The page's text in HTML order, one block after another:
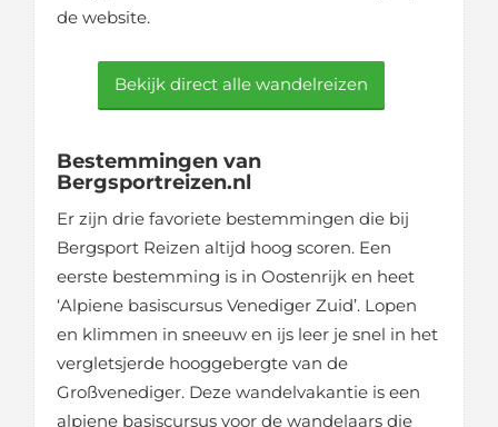
de website.
Bekijk direct alle wandelreizen
Bestemmingen van
Bergsportreizen.nl
Er zijn drie favoriete bestemmingen die bij
Bergsport Reizen altijd hoog scoren. Een
eerste bestemming is in Oostenrijk en heet
‘Alpiene basiscursus Venediger Zuid’. Lopen
en klimmen in sneeuw en ijs leer je snel in het
vergletsjerde hooggebergte van de
Großvenediger. Deze wandelvakantie is een
alpiene basiscursus voor de wandelaars die